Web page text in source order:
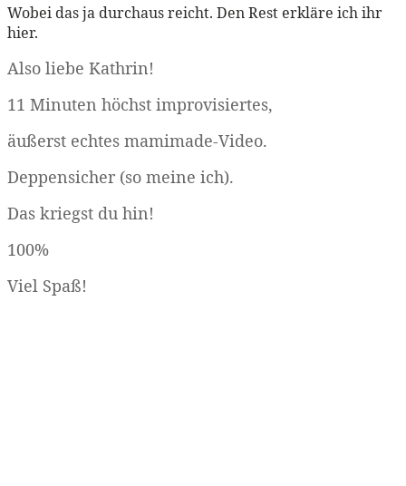
Wobei das ja durchaus reicht. Den Rest erkläre ich ihr
hier.
Also liebe Kathrin!
11 Minuten höchst improvisiertes,
äußerst echtes mamimade-Video.
Deppensicher (so meine ich).
Das kriegst du hin!
100%
Viel Spaß!